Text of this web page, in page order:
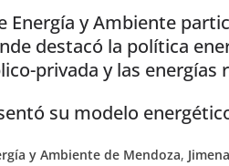
Energía y Ambiente
destacó la política
privada y las energías
su modelo
y Ambiente de Mendoza,